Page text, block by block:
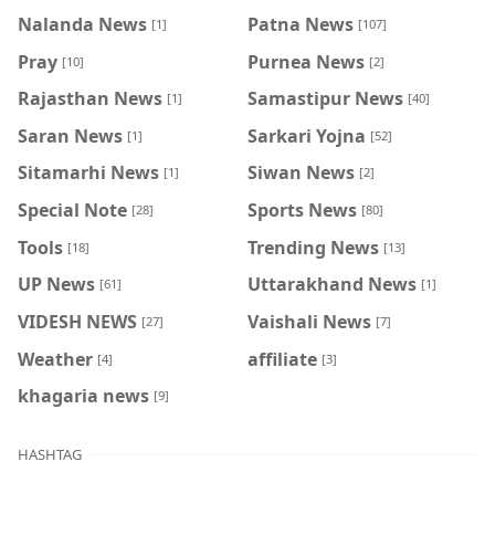
Nalanda News [1] Patna News [107]
Pray [10] Purnea News [2]
Rajasthan News [1] Samastipur News [40]
Saran News [1] Sarkari Yojna [52]
Sitamarhi News [1] Siwan News [2]
Special Note [28] Sports News [80]
Tools [18] Trending News [13]
UP News [61] Uttarakhand News [1]
VIDESH NEWS [27] Vaishali News [7]
Weather [4] affiliate [3]
khagaria news [9]
HASHTAG